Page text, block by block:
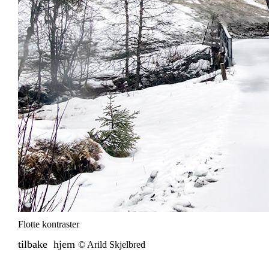
Flotte kontraster
tilbake hjem © Arild Skjelbred